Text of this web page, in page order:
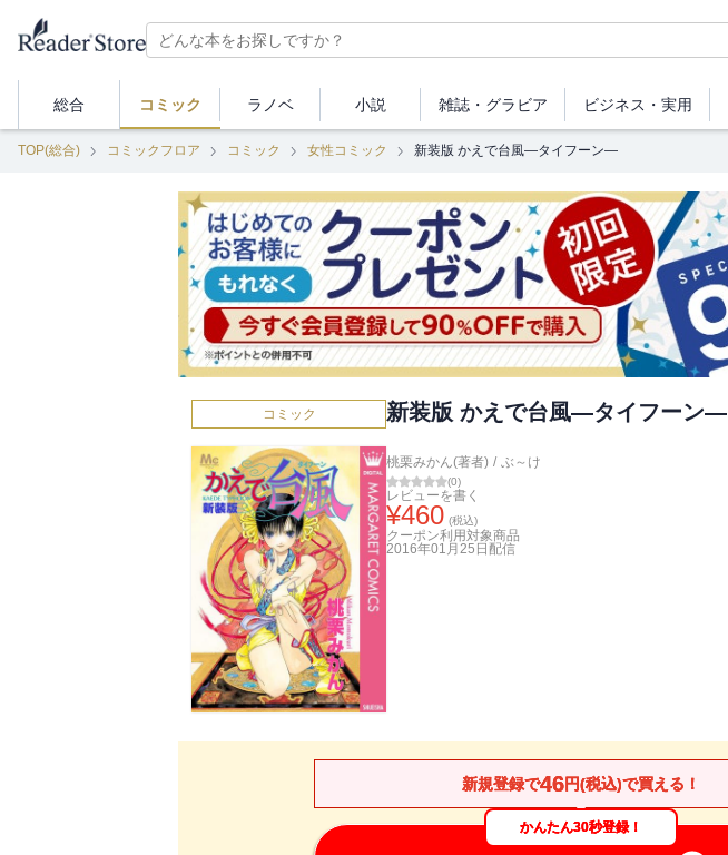
総合 コミック ラノベ 小説 雑誌・ グラビア ビジネス ・実用
TOP(総合) コミックフロア コミック 女性コミック 新装版 かえで台風―タイフーン―
コミック 新装版 かえで台風―タイフーン―
桃栗みかん(著者) / ぶ～け
(0)
レビューを書く
¥460 (税込)
クーポン利用対象商品
2016年01月25日 配信
新規登録で46円(税込)で買える！
かんたん30秒登録！